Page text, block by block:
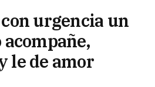
urgencia un
le de amor